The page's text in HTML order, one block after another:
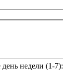
недели (1-7):